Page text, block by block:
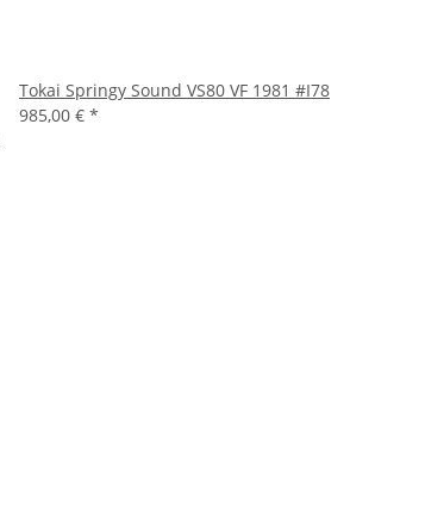
Tokai Springy Sound VS80 VF 1981 #I78
985,00 € *